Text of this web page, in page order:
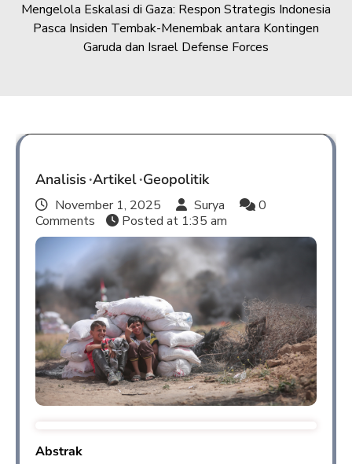
Mengelola Eskalasi di Gaza: Respon Strategis Indonesia
Pasca Insiden Tembak-Menembak antara Kontingen
Garuda dan Israel Defense Forces
Analisis Artikel Geopolitik
November 1, 2025 Surya
0
Comments
Posted at 1:35 am
Abstrak